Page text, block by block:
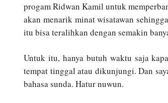
progam Ridwan Kamil untuk
akan menarik minat wisatawan
itu bisa teralihkan dengan semakin
Untuk itu, hanya butuh waktu saja
tempat tinggal atau dikunjungi. Dan
bahasa sunda. Hatur nuwun.